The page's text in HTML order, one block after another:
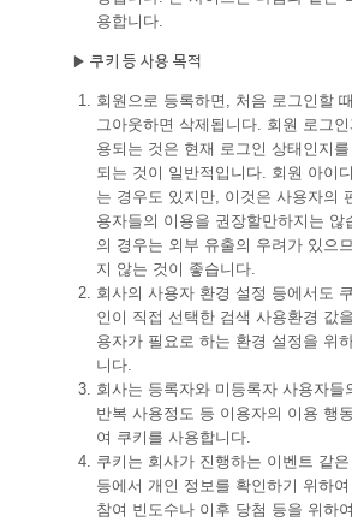
용합니다.
▶ 쿠키 등 사용 목적
회원으로 등록하면, 처음 로그인할
그아웃하면 삭제됩니다. 회원 로그
용되는 것은 현재 로그인 상태인지
되는 것이 일반적입니다. 회원 아이
는 경우도 있지만, 이것은 사용자의
용자들의 이용을 권장할만하지는 않
의 경우는 외부 유출의 우려가 있으
지 않는 것이 좋습니다.
회사의 사용자 환경 설정 등에서도
인이 직접 선택한 검색 사용환경 값
용자가 필요로 하는 환경 설정을 위
니다.
회사는 등록자와 미등록자 사용자들
반복 사용정도 등 이용자의 이용 행
여 쿠키를 사용합니다.
쿠키는 회사가 진행하는 이벤트 같
등에서 개인 정보를 확인하기 위하
참여 빈도수나 이후 당첨 등을 위하